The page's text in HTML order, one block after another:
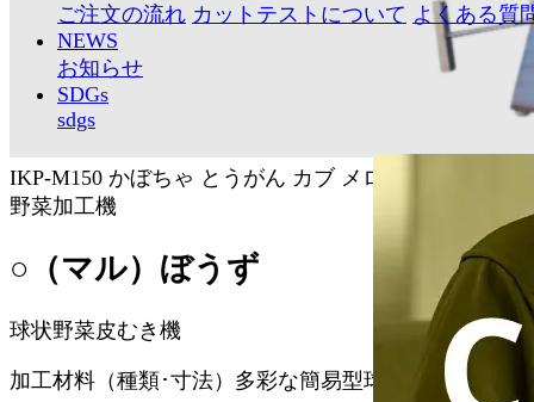
ご注文の流れ カットテストについて よくある質
NEWS
お知らせ
SDGs
sdgs
IKP-M150 かぼちゃ とうがん カブ メロン
野菜加工機
○（マル）ぼうず
球状野菜皮むき機
加工材料（種類･寸法）多彩な簡易型球状野菜加工機